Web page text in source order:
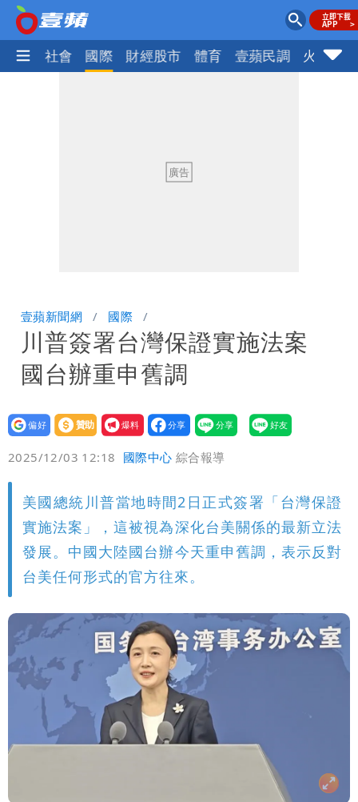
政治 社會 國際 財經股市 體育 壹蘋民調 火線話
壹蘋新聞網 國際
川普簽署台灣保證實施法案
國台辦重申舊調
設為
贊助
我要
爆料
2025/12/03 12:18 國際中心 綜合報導
美國總統川普當地時間2日正式簽署「台灣保證
實施法案」，這被視為深化台美關係的最新立法
發展。中國大陸國台辦今天重申舊調，表示反對
台美任何形式的官方往來。